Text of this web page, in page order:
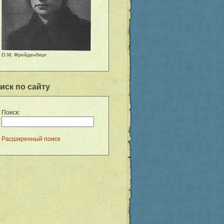
О.М. Фрейденберг
по сайту
Поиск:
Расширенный поиск